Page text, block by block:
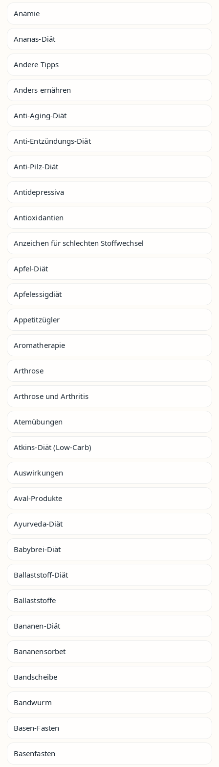
Anämie
Ananas-Diät
Andere Tipps
Anders ernähren
Anti-Aging-Diät
Anti-Entzündungs-Diät
Anti-Pilz-Diät
Antidepressiva
Antioxidantien
Anzeichen für schlechten Stoffwechsel
Apfel-Diät
Apfelessigdiät
Appetitzügler
Aromatherapie
Arthrose
Arthrose und Arthritis
Atemübungen
Atkins-Diät (Low-Carb)
Auswirkungen
Aval-Produkte
Ayurveda-Diät
Babybrei-Diät
Ballaststoff-Diät
Ballaststoffe
Bananen-Diät
Bananensorbet
Bandscheibe
Bandwurm
Basen-Fasten
Basenfasten